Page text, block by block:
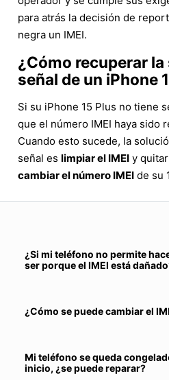
para atrás la decisión de
negra un IMEI.
¿Cómo recuperar
señal de un iPhone
Si su iPhone 15 Plus no tiene
que el número IMEI haya sido
Cuando esto sucede, la
señal es limpiar el IMEI y
cambiar el número IMEI de su
¿Si mi teléfono no permite
ser porque el IMEI está
¿Cómo se puede cambiar el
Mi teléfono se queda
inicio, ¿se puede reparar?